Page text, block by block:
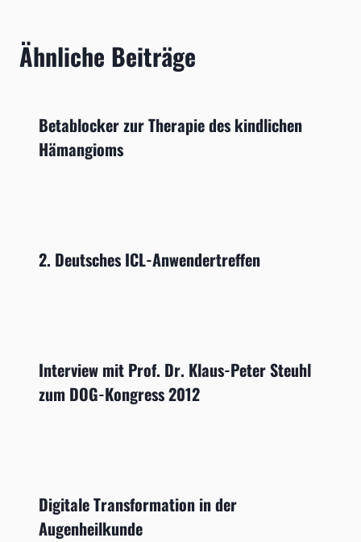
Ähnliche Beiträge
Betablocker zur Therapie des kindlichen
Hämangioms
2. Deutsches ICL-Anwendertreffen
Interview mit Prof. Dr. Klaus-Peter Steuhl
zum DOG-Kongress 2012
Digitale Transformation in der
Augenheilkunde